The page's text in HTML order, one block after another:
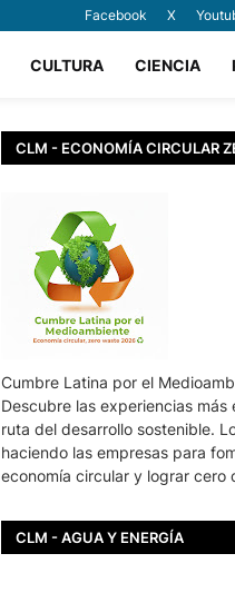
Facebook X
CULTURA CIENCIA
CLM - ECONOMÍA CIRCULAR
Cumbre Latina por el
Descubre las experiencias más
ruta del desarrollo sostenible.
haciendo las empresas para
economía circular y lograr cero
CLM - AGUA Y ENERGÍA